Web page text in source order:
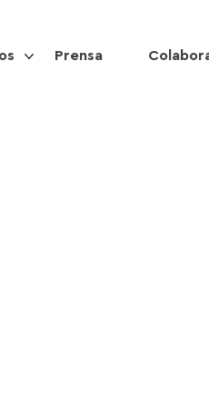
Prensa